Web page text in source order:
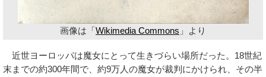
画像は「Wikimedia Commons 」より
近世ヨーロッパは魔女にとって生きづらい場所だった。18世紀
末までの約300年間で、約9万人の魔女が裁判にかけられ、その半